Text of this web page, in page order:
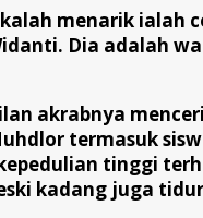
menarik ialah
Dia adalah
akrabnya
termasuk
tinggi
kadang juga